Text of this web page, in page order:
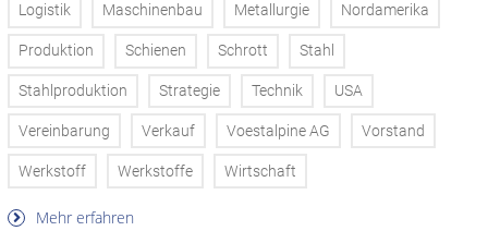
Logistik Maschinenbau Metallurgie Nordamerika
Produktion Schienen Schrott Stahl
Stahlproduktion Strategie Technik USA
Vereinbarung Verkauf Voestalpine AG Vorstand
Werkstoff Werkstoffe Wirtschaft
Mehr erfahren